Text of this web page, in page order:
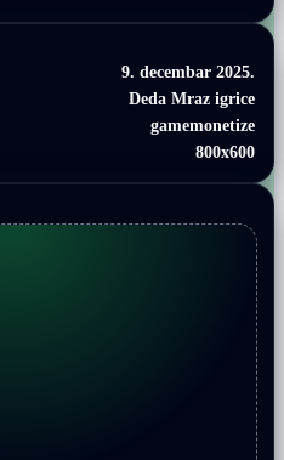
9. decembar 2025.
Deda Mraz igrice
gamemonetize
800x600